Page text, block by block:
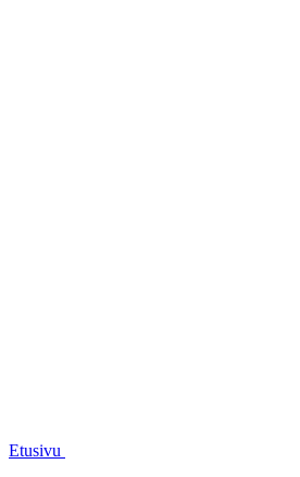
Etusivu